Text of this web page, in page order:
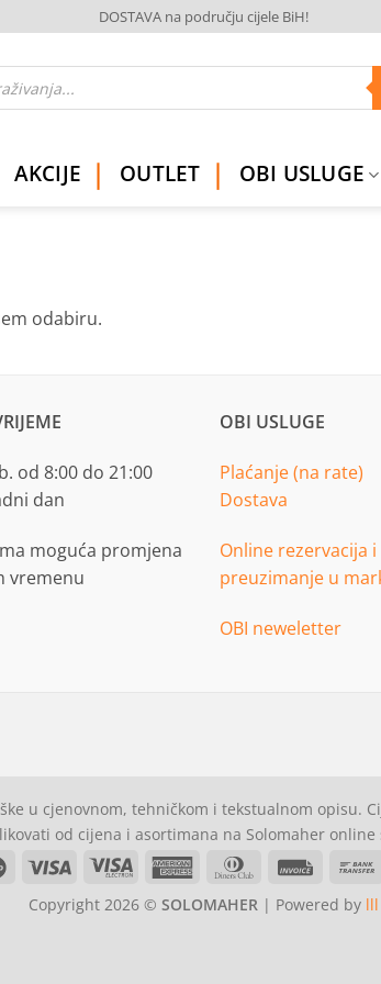
DOSTAVA na području cijele BiH!
AKCIJE OUTLET OBI USLUGE
odabiru.
od 8:00 do 21:00
dan
moguća promjena
vremenu
OBI USLUGE
Plaćanje (na rate)
Dostava
Online rezervacija i
preuzimanje u
OBI neweletter
u cjenovnom, tehničkom i tekstualnom opisu.
od cijena i asortimana na Solomaher online
Maestro Visa
Visa
American Dinners
Invoice
Copyright 2026 © SOLOMAHER| Powered by lll